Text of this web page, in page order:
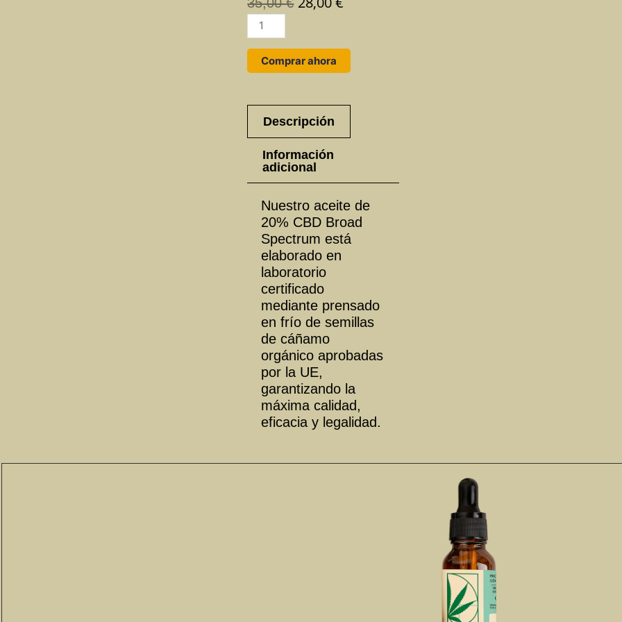
era:
35,00 €.
es:
28,00 €.
Aceite
CBD
20%
cantidad
Comprar ahora
Descripción
Información
adicional
Nuestro aceite de
20% CBD Broad
Spectrum está
elaborado en
laboratorio
certificado
mediante prensado
en frío de semillas
de cáñamo
orgánico aprobadas
por la UE,
garantizando la
máxima calidad,
eficacia y legalidad.
Antiinflamatorio/ Antioxidante/
Rejuvenecedor/ Analgésico/
Ansiolítico
10 ml (aproximadamente 400
gotas de 0,25ml) de aceite de
cáñamo Broad Spectrum*
natural obtenido a partir de